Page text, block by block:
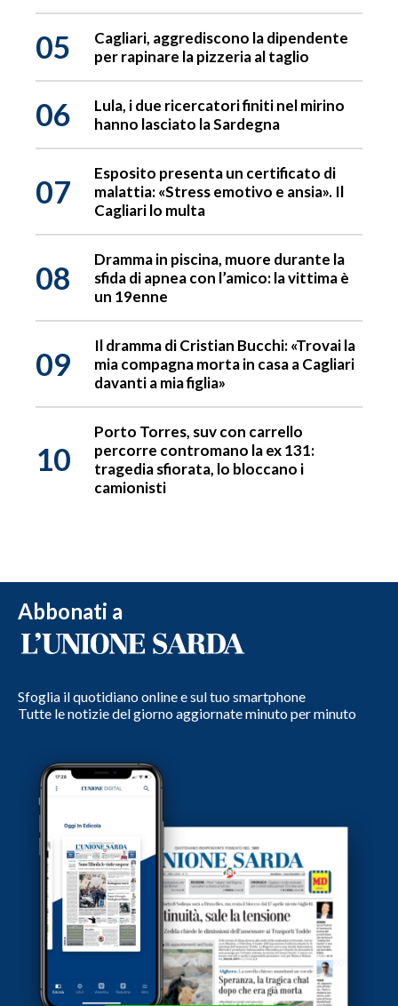
05
Cagliari, aggrediscono la dipendente
per rapinare la pizzeria al taglio
06
Lula, i due ricercatori finiti nel mirino
hanno lasciato la Sardegna
07
Esposito presenta un certificato di
malattia: «Stress emotivo e ansia». Il
Cagliari lo multa
08
Dramma in piscina, muore durante la
sfida di apnea con l’amico: la vittima è
un 19enne
09
Il dramma di Cristian Bucchi: «Trovai la
mia compagna morta in casa a Cagliari
davanti a mia figlia»
10
Porto Torres, suv con carrello
percorre contromano la ex 131:
tragedia sfiorata, lo bloccano i
camionisti
Abbonati a
Sfoglia il quotidiano online e sul tuo smartphone
Tutte le notizie del giorno aggiornate minuto per minuto